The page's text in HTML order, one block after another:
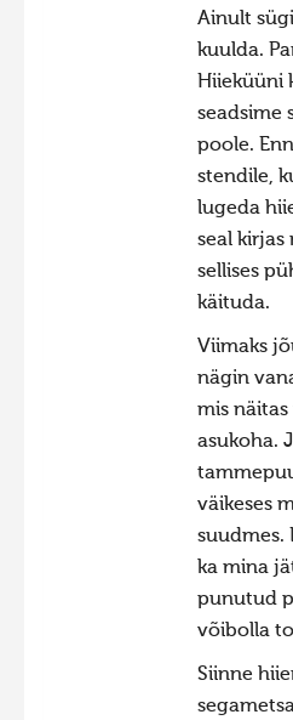
Hiite kuvavõistlus 2010
Hiite kuvavõistlus 2008
Ainult
kuulda.
Hiieküüni
seadsime
poole.
stendile,
lugeda
seal kirjas
sellises
käituda.
Viimaks
nägin
mis
asukoha.
väikeses
suudmes.
ka mina
punutud
võibolla
Siinne